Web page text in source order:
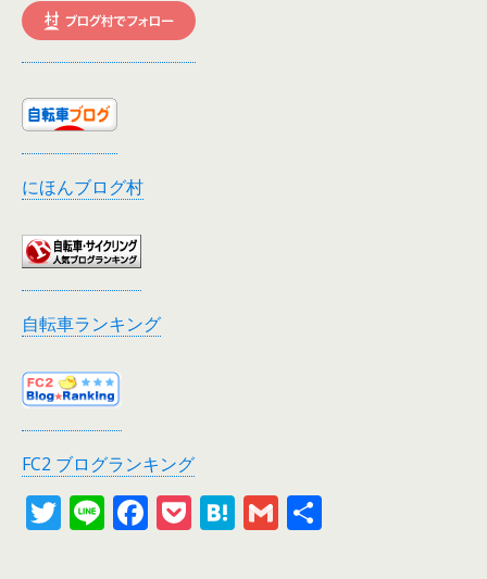
にほんブログ村
自転車ランキング
FC2 ブログランキング
T Li F P H G